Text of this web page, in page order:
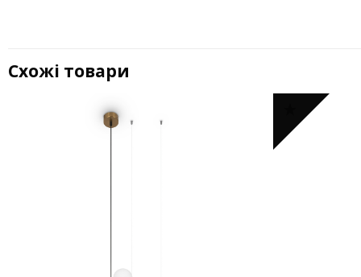
Схожі товари